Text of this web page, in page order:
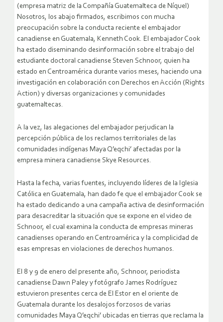
(empresa matriz de la Compañía Guatemalteca de Níquel)
Nosotros, los abajo firmados, escribimos con mucha
preocupación sobre la conducta reciente el embajador
canadiense en Guatemala, Kenneth Cook. El embajador Cook
ha estado diseminando desinformación sobre el trabajo del
estudiante doctoral canadiense Steven Schnoor, quien ha
estado en Centroamérica durante varios meses, haciendo una
investigación en colaboración con Derechos en Acción (Rights
Action) y diversas organizaciones y comunidades
guatemaltecas.
A la vez, las alegaciones del embajador perjudican la
percepción pública de los reclamos territoriales de las
comunidades indígenas Maya Q’eqchi’ afectadas por la
empresa minera canadiense Skye Resources.
Hasta la fecha, varias fuentes, incluyendo líderes de la Iglesia
Católica en Guatemala, han dado fe que el embajador Cook se
ha estado dedicando a una campaña activa de desinformación
para desacreditar la situación que se expone en el video de
Schnoor, el cual examina la conducta de empresas mineras
canadienses operando en Centroamérica y la complicidad de
esas empresas en violaciones de derechos humanos.
El 8 y 9 de enero del presente año, Schnoor, periodista
canadiense Dawn Paley y fotógrafo James Rodríguez
estuvieron presentes cerca de El Estor en el oriente de
Guatemala durante los desalojos forzosos de varias
comunidades Maya Q’eqchi’ ubicadas en tierras que reclama la